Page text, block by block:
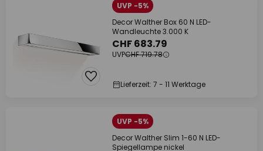
UVP -5%
Decor Walther Box 60 N LED-
Wandleuchte 3.000 K
CHF 683.79
UVPCHF 719.78
Lieferzeit: 7 - 11 Werktage
UVP -5%
Decor Walther Slim 1-60 N LED-
Spiegellampe nickel